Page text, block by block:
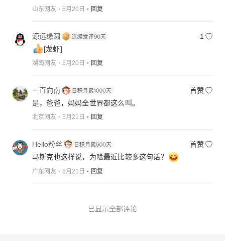
山东网友 5月20日 回复
源远缘圆
1
[龙虾]
湖南网友 5月20日 回复
一直向南
首赞
是，爸爸，妈妈全世界都这么叫。
北京网友 5月21日 回复
Hello粉丝
首赞
马斯克也这样说，为啥最近比较多这句话？
广东网友 5月21日 回复
已显示全部评论